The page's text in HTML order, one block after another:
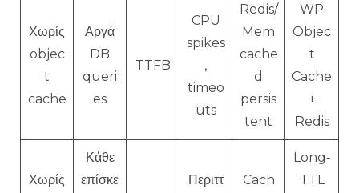
Χωρίς
objec
t
cache
Αργά
DB
queri
es
TTFB
CPU
spikes
,
timeo
uts
Redis/
Mem
cache
d
persis
tent
WP
Objec
t
Cache
+
Redis
Χωρίς
Κάθε
επίσκε
Περιττ
Cach
Long‑
TTL